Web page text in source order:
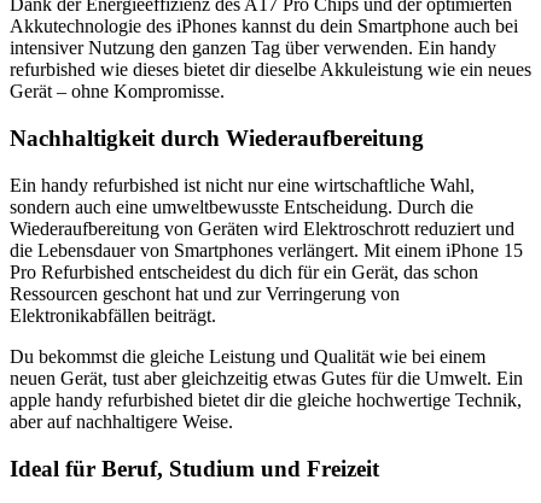
Dank der Energieeffizienz des A17 Pro Chips und der optimierten
Akkutechnologie des iPhones kannst du dein Smartphone auch bei
intensiver Nutzung den ganzen Tag über verwenden. Ein handy
refurbished wie dieses bietet dir dieselbe Akkuleistung wie ein neues
Gerät – ohne Kompromisse.
Nachhaltigkeit durch Wiederaufbereitung
Ein handy refurbished ist nicht nur eine wirtschaftliche Wahl,
sondern auch eine umweltbewusste Entscheidung. Durch die
Wiederaufbereitung von Geräten wird Elektroschrott reduziert und
die Lebensdauer von Smartphones verlängert. Mit einem iPhone 15
Pro Refurbished entscheidest du dich für ein Gerät, das schon
Ressourcen geschont hat und zur Verringerung von
Elektronikabfällen beiträgt.
Du bekommst die gleiche Leistung und Qualität wie bei einem
neuen Gerät, tust aber gleichzeitig etwas Gutes für die Umwelt. Ein
apple handy refurbished bietet dir die gleiche hochwertige Technik,
aber auf nachhaltigere Weise.
Ideal für Beruf, Studium und Freizeit